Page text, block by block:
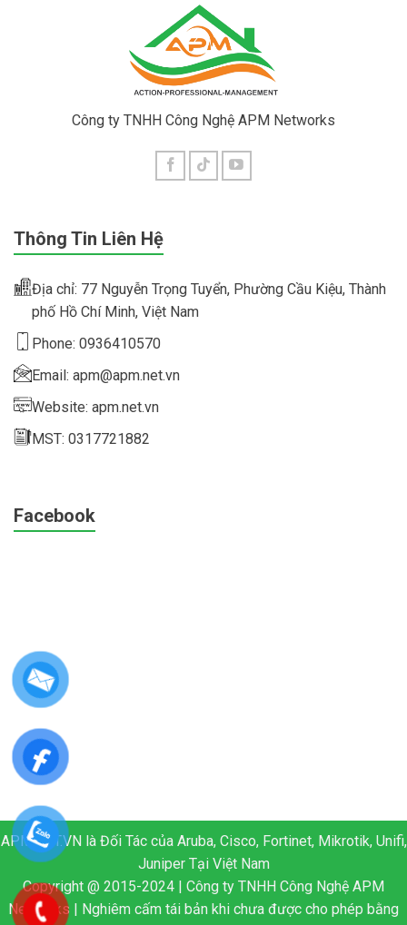
Công ty TNHH Công Nghệ APM Networks
Thông Tin Liên Hệ
Địa chỉ: 77 Nguyễn Trọng Tuyển, Phường Cầu Kiệu, Thành
phố Hồ Chí Minh, Việt Nam
Phone: 0936410570
Email: apm@apm.net.vn
Website: apm.net.vn
MST: 0317721882
Facebook
APM.NET.VN là Đối Tác của Aruba, Cisco, Fortinet, Mikrotik, Unifi,
Juniper Tại Việt Nam
Copyright @ 2015-2024 | Công ty TNHH Công Nghệ APM
Networks | Nghiêm cấm tái bản khi chưa được cho phép bằng